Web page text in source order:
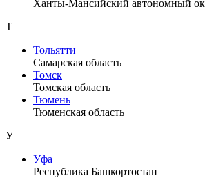
Ханты-Мансийский автономный
Т
Тольятти
Самарская область
Томск
Томская область
Тюмень
Тюменская область
У
Уфа
Республика Башкортостан